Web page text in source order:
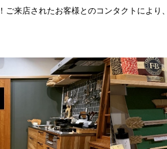
ご来店されたお客様とのコンタクトにより